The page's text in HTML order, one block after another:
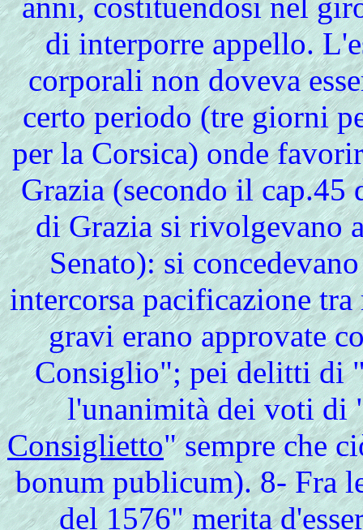
di interporre appello.
corporali non doveva
certo periodo (tre giorni
per la Corsica) onde
Grazia (secondo il
di Grazia si rivolgevano
Senato): si
intercorsa pacificazione
gravi erano approvate
Consiglio"; pei delitti di
l'unanimità dei voti di
Consiglietto" sempre che
bonum publicum). 8- Fra
del 1576" merita